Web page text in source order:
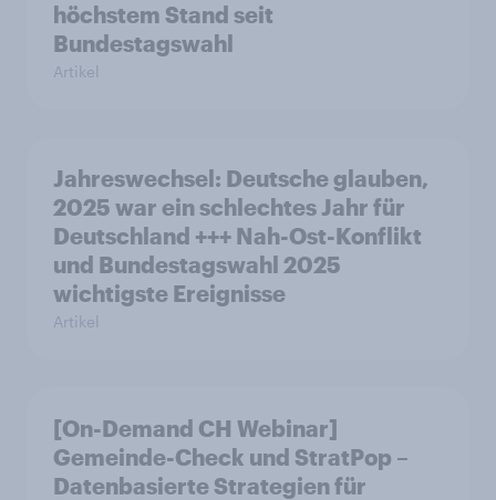
höchstem Stand seit
Bundestagswahl
Artikel
Jahreswechsel: Deutsche glauben,
2025 war ein schlechtes Jahr für
Deutschland +++ Nah-Ost-Konflikt
und Bundestagswahl 2025
wichtigste Ereignisse
Artikel
[On-Demand CH Webinar]
Gemeinde-Check und StratPop –
Datenbasierte Strategien für